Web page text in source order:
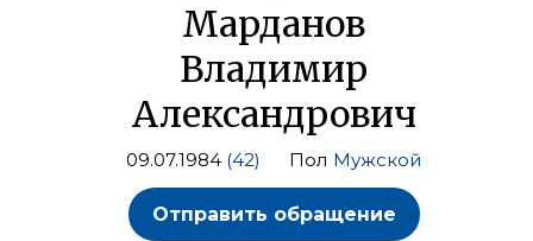
Марданов
Владимир
Александрович
09.07.1984 (42) Пол Мужской
Отправить обращение